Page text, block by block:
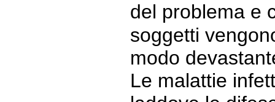
del problema e
soggetti
modo
Le malattie